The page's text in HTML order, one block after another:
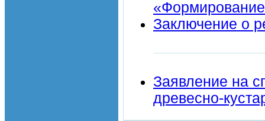
Заключение о
Заявление на
древесно-